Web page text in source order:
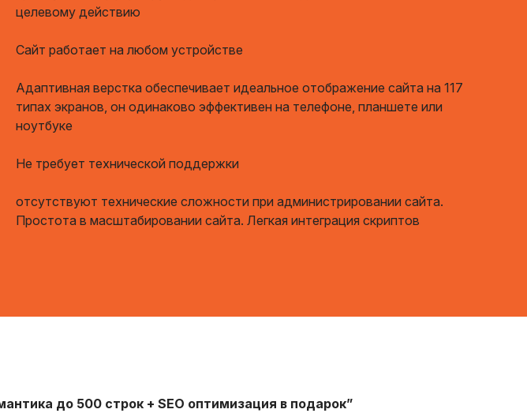
целевому действию
Сайт работает на любом устройстве
Адаптивная верстка обеспечивает идеальное отображение сайта на 117
типах экранов, он одинаково эффективен на телефоне, планшете или
ноутбуке
Не требует технической поддержки
отсутствуют технические сложности при администрировании сайта.
Простота в масштабировании сайта. Легкая интеграция скриптов
до 500 строк + SEO оптимизация в подарок”